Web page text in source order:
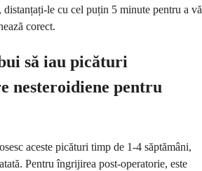
le cu cel puțin 5 minute pentru a vă
corect.
să iau picături
nesteroidiene pentru
aceste picături timp de 1-4 săptămâni,
Pentru îngrijirea post-operatorie, este